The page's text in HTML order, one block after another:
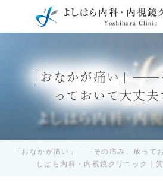
「おなかが痛い」——
っておいて大丈
「おなかが痛い」——その痛み、放って
しはら内科・内視鏡クリニック｜